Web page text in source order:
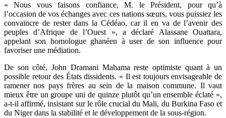
« Nous vous faisons confiance, M. le Président, pour qu’à
l’occasion de vos échanges avec ces nations sœurs, vous puissiez les
convaincre de rester dans la Cédéao, car il en va de l’avenir des
peuples d’Afrique de l’Ouest », a déclaré Alassane Ouattara,
appelant son homologue ghanéen à user de son influence pour
favoriser une médiation.
De son côté, John Dramani Mahama reste optimiste quant à un
possible retour des États dissidents. « Il est toujours envisageable de
ramener nos pays frères au sein de la maison commune. Il vaut
mieux être un groupe uni de quinze plutôt qu’un ensemble éclaté »,
a-t-il affirmé, insistant sur le rôle crucial du Mali, du Burkina Faso et
du Niger dans la stabilité et le développement de la sous-région.